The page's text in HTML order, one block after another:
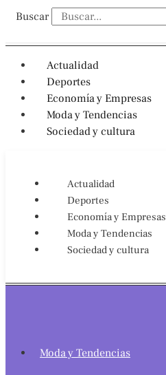
Buscar
Actualidad
Deportes
Economía y Empresas
Moda y Tendencias
Sociedad y cultura
Actualidad
Deportes
Economía y Empresas
Moda y Tendencias
Sociedad y cultura
Moda y Tendencias